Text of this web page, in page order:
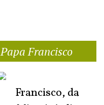
Papa Francisco
Francisco, da